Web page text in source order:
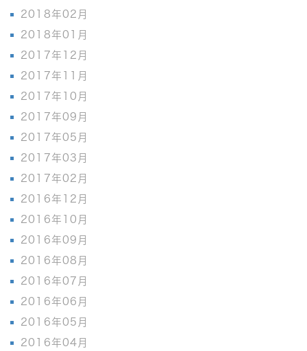
2018年02月
2018年01月
2017年12月
2017年11月
2017年10月
2017年09月
2017年05月
2017年03月
2017年02月
2016年12月
2016年10月
2016年09月
2016年08月
2016年07月
2016年06月
2016年05月
2016年04月